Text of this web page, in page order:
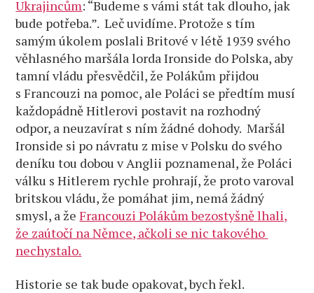
Ukrajincům: “Budeme s vámi stát tak dlouho, jak
bude potřeba.”. Leč uvidíme. Protože s tím
samým úkolem poslali Britové v létě 1939 svého
věhlasného maršála lorda Ironside do Polska, aby
tamní vládu přesvědčil, že Polákům přijdou
s Francouzi na pomoc, ale Poláci se předtím musí
každopádně Hitlerovi postavit na rozhodný
odpor, a neuzavírat s ním žádné dohody. Maršál
Ironside si po návratu z mise v Polsku do svého
deníku tou dobou v Anglii poznamenal, že Poláci
válku s Hitlerem rychle prohrají, že proto varoval
britskou vládu, že pomáhat jim, nemá žádný
smysl, a žeFrancouzi Polákům bezostyšně lhali,
že zaútočí na Němce, ačkoli se nic takového
nechystalo.
Historie se tak bude opakovat, bych řekl.